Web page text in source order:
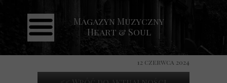
Strona główna
Aktualności
Koncerty
Magazyn Muzyczny
Heart & Soul
12 czerwca 2024